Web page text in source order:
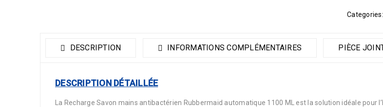
Categories:
DESCRIPTION INFORMATIONS COMPLÉMENTAIRES PIÈCE
DESCRIPTIONDÉTAILLÉE
La Recharge Savon mains antibactérien Rubbermaid automatique 1100 ML est la solution idéale pour